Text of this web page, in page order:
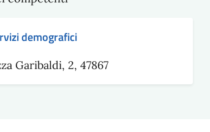
demografici
Garibaldi, 2, 47867